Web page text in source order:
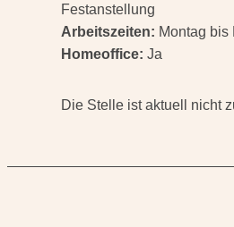
Festanstellung
Arbeitszeiten: Montag bis
Homeoffice: Ja
Die Stelle ist aktuell nicht